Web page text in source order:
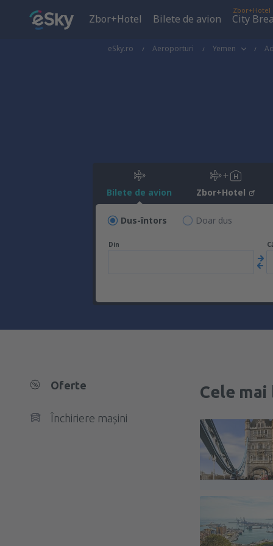
Zbor+Hotel Bilete de avion
Zbor+Hotel
City
eSky.ro Aeroporturi Yemen
Bilete de avion Zbor+Hotel
Dus-întors Doar dus
Din
Oferte
Închiriere mașini
Cele